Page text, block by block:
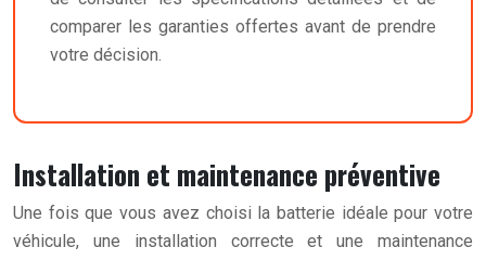
comparer les garanties offertes avant de prendre
votre décision.
Installation et maintenance préventive
Une fois que vous avez choisi la batterie idéale pour votre
véhicule, une installation correcte et une maintenance